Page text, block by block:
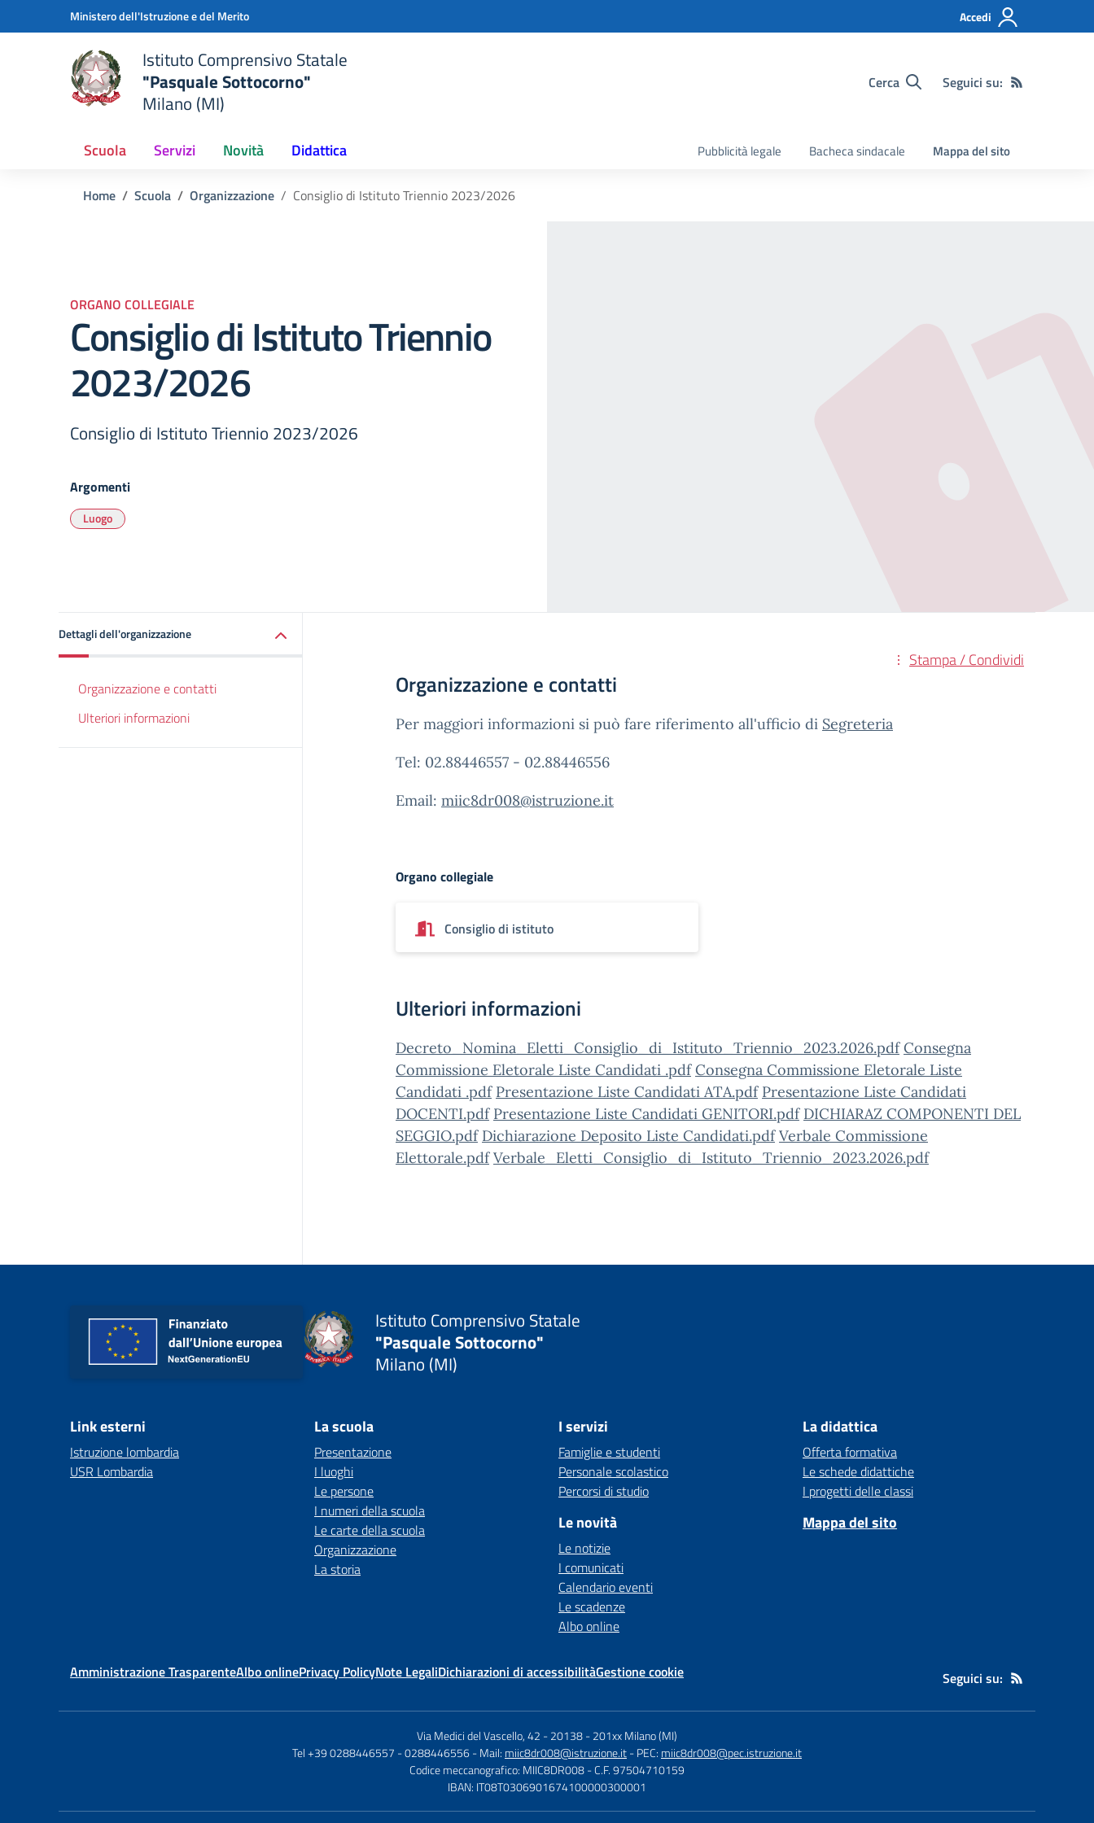
Vai ai contenuti
Vai al menu di navigazioneMinistero dell'Istruzione e del Merito Accedi
Istituto Comprensivo Statale
"Pasquale Sottocorno"
Milano (MI)
Cerca Seguici su:
Scuola Servizi Novità Didattica Pubblicità legale Bacheca sindacale Mappa del sito
Home Scuola Organizzazione Consiglio di Istituto Triennio 2023/2026
ORGANO COLLEGIALE
Consiglio di Istituto Triennio
2023/2026
Consiglio di Istituto Triennio 2023/2026
Argomenti
Luogo
Dettagli dell'organizzazione
Organizzazione e contatti
Ulteriori informazioni
Stampa / Condividi
Organizzazione e contatti
Per maggiori informazioni si può fare riferimento all'ufficio di Segreteria
Tel: 02.88446557 - 02.88446556
Email: miic8dr008@istruzione.it
Organo collegiale
Consiglio di istituto
Ulteriori informazioni
Decreto_Nomina_Eletti_Consiglio_di_Istituto_Triennio_2023.2026.pdf Consegna
Commissione Eletorale Liste Candidati .pdf Consegna Commissione Eletorale Liste
Candidati .pdf Presentazione Liste Candidati ATA.pdf Presentazione Liste Candidati
DOCENTI.pdf Presentazione Liste Candidati GENITORI.pdf DICHIARAZ COMPONENTI DEL
SEGGIO.pdf Dichiarazione Deposito Liste Candidati.pdf Verbale Commissione
Elettorale.pdf Verbale_Eletti_Consiglio_di_Istituto_Triennio_2023.2026.pdf
Istituto Comprensivo Statale
"Pasquale Sottocorno"
Milano (MI)
Link esterni
Istruzione lombardia
USR Lombardia
La scuola
Presentazione
I luoghi
Le persone
I numeri della scuola
Le carte della scuola
Organizzazione
La storia
I servizi
Famiglie e studenti
Personale scolastico
Percorsi di studio
Le novità
Le notizie
I comunicati
Calendario eventi
Le scadenze
Albo online
La didattica
Offerta formativa
Le schede didattiche
I progetti delle classi
Mappa del sito
Amministrazione TrasparenteAlbo onlinePrivacy PolicyNote LegaliDichiarazioni di accessibilitàGestione cookie Seguici su:
Via Medici del Vascello, 42 - 20138-201xx Milano (MI)
Tel +39 0288446557 - 0288446556- Mail: miic8dr008@istruzione.it- PEC: miic8dr008@pec.istruzione.it
Codice meccanografico: MIIC8DR008- C.F. 97504710159
IBAN: IT08T0306901674100000300001